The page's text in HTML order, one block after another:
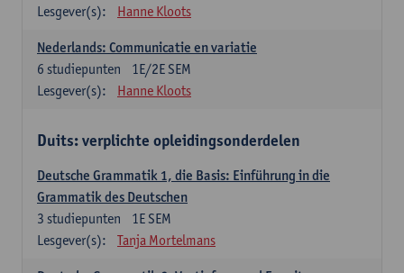
Lesgever(s):
Hanne Kloots
Nederlands: Communicatie en variatie
1E/2E SEM
6 studiepunten
Lesgever(s):
Hanne Kloots
Duits: verplichte opleidingsonderdelen
Deutsche Grammatik 1, die Basis: Einführung in die
Grammatik des Deutschen
1E SEM
3 studiepunten
Lesgever(s):
Tanja Mortelmans